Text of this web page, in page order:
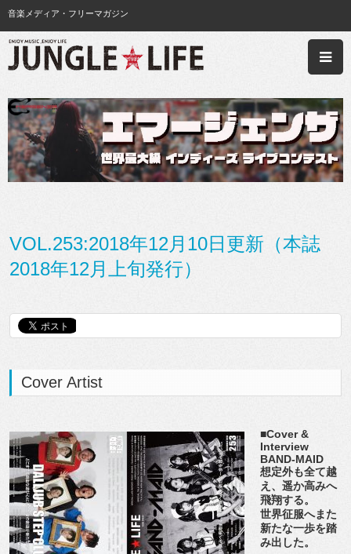
音楽メディア・フリーマガジン
VOL.253:2018年12月10日更新（本誌
2018年12月上旬発行）
Cover Artist
■Cover &
Interview
BAND-MAID
想定外も全て越
え、遥か高みへ
飛翔する。
世界征服へまた
新たな一歩を踏
み出した。